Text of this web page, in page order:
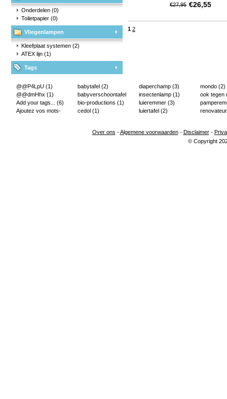
Onderdelen (0)
Toiletpapier (0)
Vliegenlampen
Kleefplaat systemen (2)
ATEX lijn (1)
Tags
- Maximale ø 290 mm
€26,55
€27,95
1 2
@@P4LpU (1)
@@dmHhx (1)
Add your tags... (6)
Ajoutez vos mots-
babytafel (2)
babyverschoontafel
(2)
bio-productions (1)
cedol (1)
diaperchamp (3)
insectenlamp (1)
luieremmer (3)
luiertafel (2)
mondo (2)
ook tegen
Over ons -Algemene voorwaarden- Disclaimer-
© Copyright